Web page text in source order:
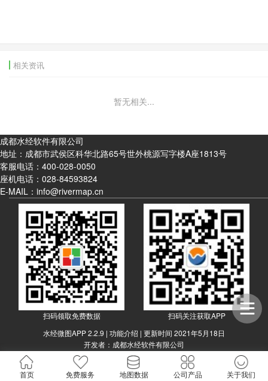
相关资讯
暂无相关...
成都水经软件有限公司
地址：成都市武侯区科华北路65号世外桃源写字楼A座1813号
客服电话： 400-028-0050
座机电话： 028-84593824
E-MAIL：info@rivermap.cn
扫码领取免费数据
扫码关注获取APP
水经微图APP 2.2.9 | 功能介绍 | 更新时间 2021年5月18日
开发者：成都水经软件有限公司
免责条款| 隐私权限 联系我们|
Copyright ? 2013-2021蜀ICP备11027564号-4
首页 免费服务 地图数据 公司产品 关于我们